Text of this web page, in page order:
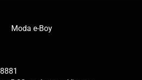
Moda e-Boy